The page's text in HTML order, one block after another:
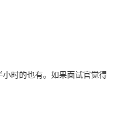
时的也有。如果面试官觉得